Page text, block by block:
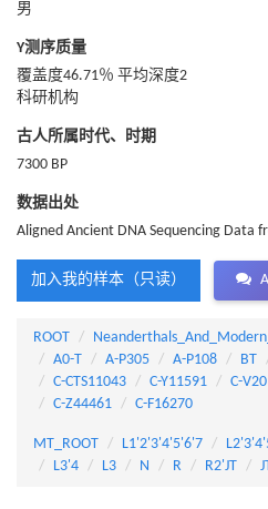
男
Y测序质量
覆盖度46.71％ 平均深度2
科研机构
古人所属时代、时期
7300 BP
数据出处
Aligned Ancient DNA Sequencing Data
加入我的样本（只读）
ROOT
A0-T
A-P305 A-P108 BT
C-CTS11043
C-Y11591 C-V20
C-Z44461
C-F16270
MT_ROOT L1'2'3'4'5'6'7
L3'4
L3 N R R2'JT